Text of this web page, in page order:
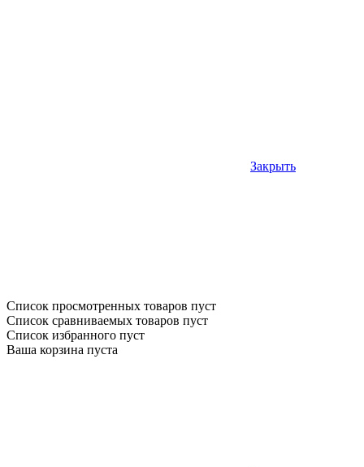
Закрыть
Список просмотренных товаров пуст
Список сравниваемых товаров пуст
Список избранного пуст
Ваша корзина пуста